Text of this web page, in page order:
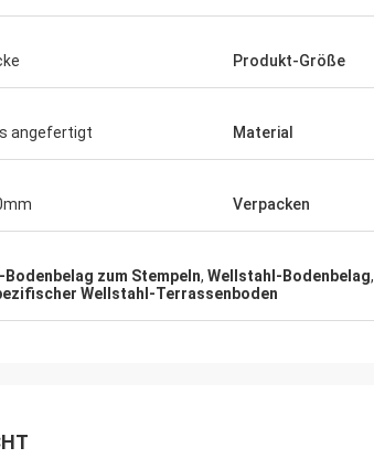
Produkt-Größe
angefertigt Material
Verpacken
zum Stempeln, Wellstahl-Bodenbelag,
Wellstahl-Terrassenboden